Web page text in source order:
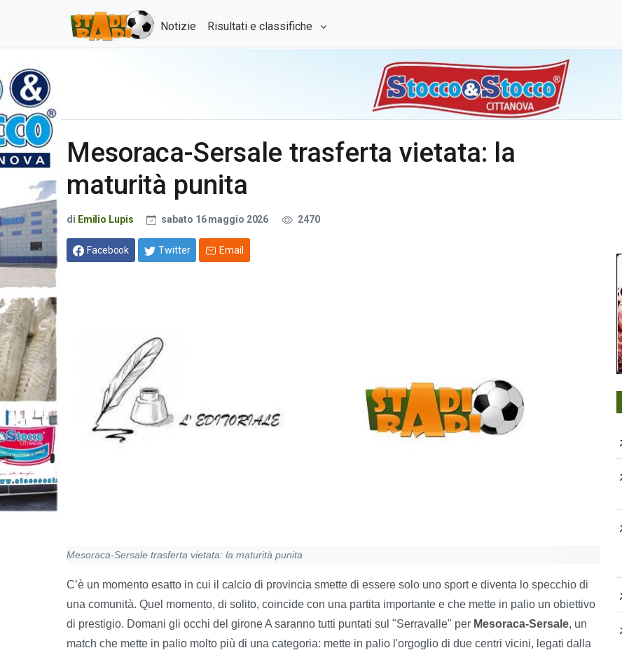
Notizie Risultati e classifiche
Mesoraca-Sersale trasferta vietata: la
maturità punita
di Emilio Lupis sabato 16 maggio 2026 2470
Facebook Twitter Email
Mesoraca-Sersale trasferta vietata: la maturità punita
C’è un momento esatto in cui il calcio di provincia smette di essere solo uno sport e diventa lo specchio di
una comunità. Quel momento, di solito, coincide con una partita importante e che mette in palio un obiettivo
di prestigio. Domani gli occhi del girone A saranno tutti puntati sul "Serravalle" per Mesoraca-Sersale, un
match che mette in palio molto più di una categoria: mette in palio l'orgoglio di due centri vicini, legati dalla